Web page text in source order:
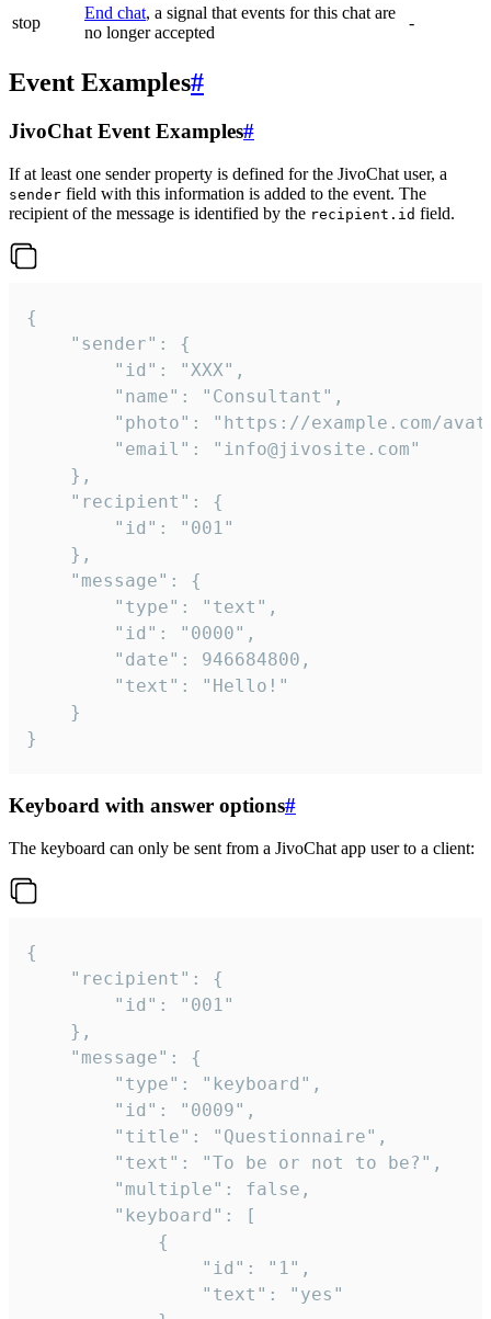
stop
End chat, a signal that events for this chat are
no longer accepted
-
Event Examples#
JivoChat Event Examples#
If at least one sender property is defined for the JivoChat user, a
sender field with this information is added to the event. The
recipient of the message is identified by the recipient.id field.
{
}
Keyboard with answer options#
The keyboard can only be sent from a JivoChat app user to a client:
{